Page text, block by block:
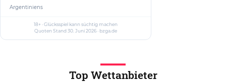
Argentiniens
18+ · Glücksspiel kann süchtig machen
Quoten Stand 30. Juni 2026 · bzga.de
Top Wettanbieter